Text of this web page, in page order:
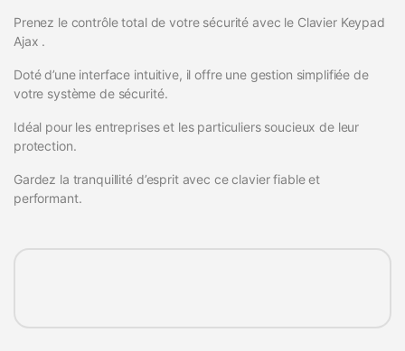
Prenez le contrôle total de votre sécurité avec le Clavier Keypad
Ajax .
Doté d’une interface intuitive, il offre une gestion simplifiée de
votre système de sécurité.
Idéal pour les entreprises et les particuliers soucieux de leur
protection.
Gardez la tranquillité d’esprit avec ce clavier fiable et
performant.